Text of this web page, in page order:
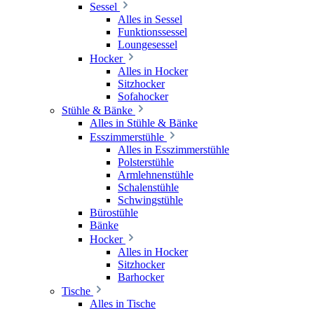
Sessel
Alles in Sessel
Funktionssessel
Loungesessel
Hocker
Alles in Hocker
Sitzhocker
Sofahocker
Stühle & Bänke
Alles in Stühle & Bänke
Esszimmerstühle
Alles in Esszimmerstühle
Polsterstühle
Armlehnenstühle
Schalenstühle
Schwingstühle
Bürostühle
Bänke
Hocker
Alles in Hocker
Sitzhocker
Barhocker
Tische
Alles in Tische